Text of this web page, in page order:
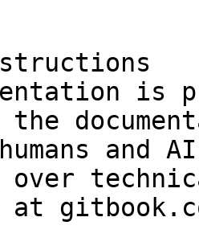
is
and
over
at